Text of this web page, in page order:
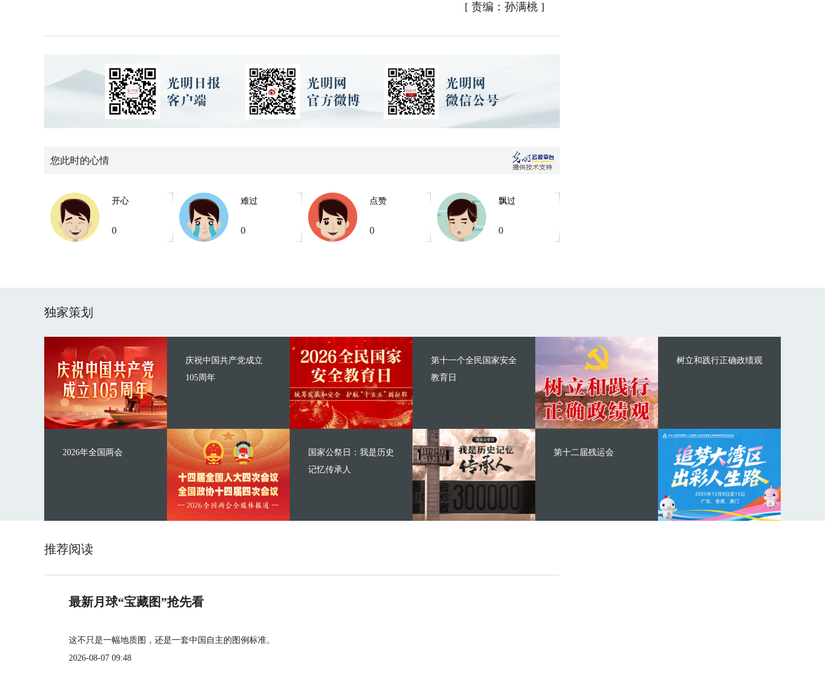
[ 责编：孙满桃 ]
您此时的心情
开心
0
难过
0
点赞
0
飘过
0
独家策划
庆祝中国共产党成立
105周年
2026年全国两会
第十一个全民国家安全
教育日
国家公祭日：我是历史
记忆传承人
树立和践行正确政绩观
第十二届残运会
推荐阅读
最新月球“宝藏图”抢先看
这不只是一幅地质图，还是一套中国自主的图例标准。
2026-08-07 09:48